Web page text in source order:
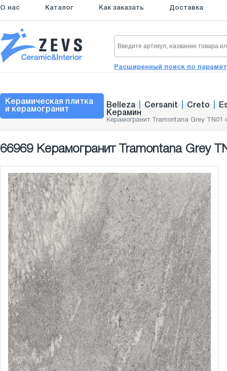
О нас Каталог Как заказать Доставка
Расширенный поиск по
Керамическая плитка
и керамогранит
Belleza Cersanit Creto
Керамин
Керамогранит Tramontana Grey TN01
66969 Керамогранит Tramontana Grey